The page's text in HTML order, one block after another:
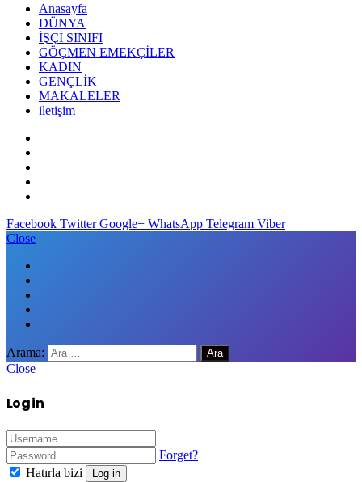
Anasayfa
DÜNYA
İŞÇİ SINIFI
GÖÇMEN EMEKÇİLER
KADIN
GENÇLİK
MAKALELER
iletişim
Facebook Twitter Google+ WhatsApp Telegram Viber
Close
Arama:
Close
Log in
Forget?
Hatırla bizi
Log in